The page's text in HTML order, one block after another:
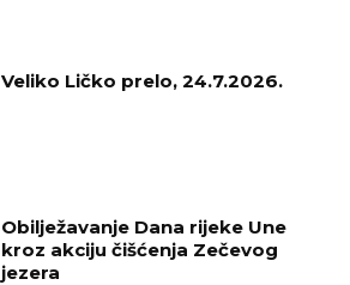
Veliko Ličko prelo, 24.7.2026.
Obilježavanje Dana rijeke Une
kroz akciju čišćenja Zečevog
jezera